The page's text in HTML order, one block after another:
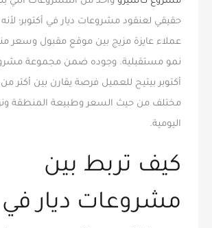
حقيقي لعنقود مشروعات ديار في أكتوبر؛
عملاء عايزة مزيج بين موقع مقبول
نمو مستقبلية. وجوده ضمن مجموعة
أكتوبر بيتيح للعميل فرصة يقارن بين أكتر
مختلف من حيث السعر وطبيعة المنطقة
اليومية.
كيف تربط بين
مشروعات ديار في